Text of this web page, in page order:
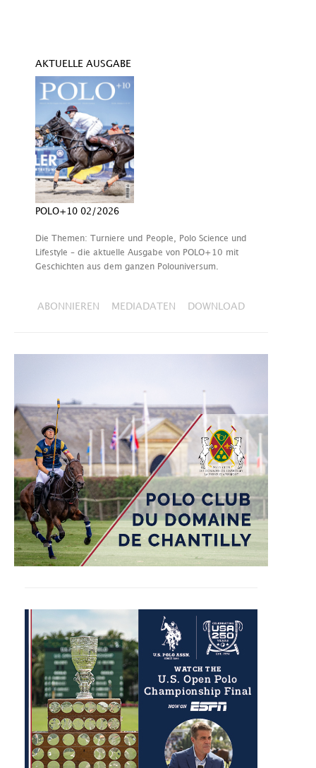
AKTUELLE AUSGABE
POLO+10 02/2026
Die Themen: Turniere und People, Polo Science und
Lifestyle – die aktuelle Ausgabe von POLO+10 mit
Geschichten aus dem ganzen Polouniversum.
ABONNIEREN MEDIADATEN DOWNLOAD